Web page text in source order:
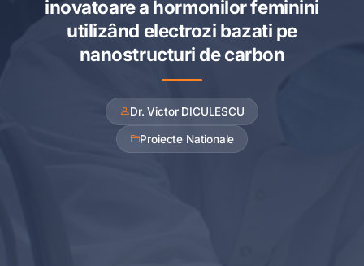
inovatoare a hormonilor feminini
utilizând electrozi bazati pe
nanostructuri de carbon
Dr. Victor DICULESCU
Proiecte Nationale